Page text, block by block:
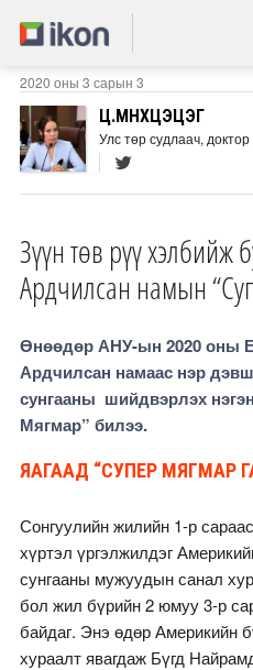
2020 оны 3 сарын 3
Ц.МӨНХЦЭЦЭГ
Улс төр судлаач,
Зүүн төв рүү хэлбийж
Ардчилсан намын
Өнөөдөр АНУ-ын 2020 оны
Ардчилсан намаас нэр
сунгааны шийдвэрлэх
Мягмар” билээ.
ЯАГААД “СУПЕР МЯГМАР
Сонгуулийн жилийн 1-р
хүртэл үргэлжилдэг
сунгааны мужуудын санал
бол жил бүрийн 2 юмуу 3-р
байдаг. Энэ өдөр Америкийн
хураалт явагдаж Бүгд